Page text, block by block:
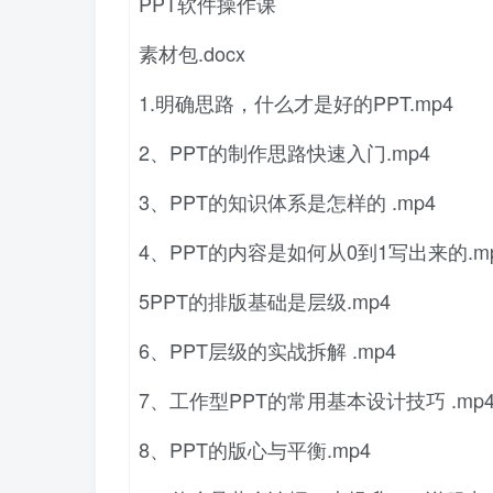
素材包.docx
1.明确思路，什么才是好的PPT.mp4
2、PPT的制作思路快速入门.mp4
3、PPT的知识体系是怎样的 .mp4
4、PPT的内容是如何从0到1写出来的
5PPT的排版基础是层级.mp4
6、PPT层级的实战拆解 .mp4
7、工作型PPT的常用基本设计技巧
8、PPT的版心与平衡.mp4